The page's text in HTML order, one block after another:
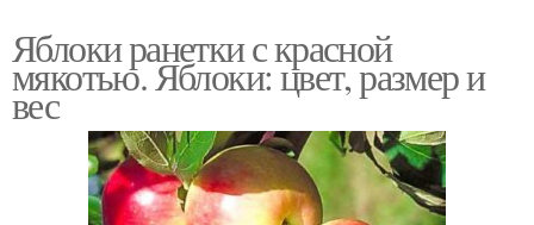
Яблоки ранетки с красной
мякотью. Яблоки: цвет, размер и
вес